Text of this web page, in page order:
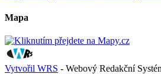
Mapa
Vytvořil WRS - Webový Redakční